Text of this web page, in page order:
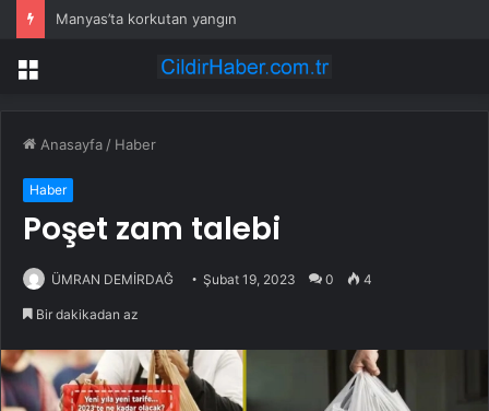
Manyas’ta korkutan yangın
Menü
Anasayfa / Haber
Haber
Poşet zam talebi
ÜMRAN DEMİRDAĞ Şubat 19, 2023 0 4
Bir dakikadan az